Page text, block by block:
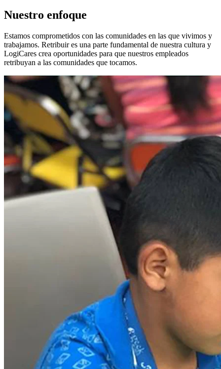
Nuestro enfoque
Estamos comprometidos con las comunidades en las que vivimos y
trabajamos. Retribuir es una parte fundamental de nuestra cultura y
LogiCares crea oportunidades para que nuestros empleados
retribuyan a las comunidades que tocamos.